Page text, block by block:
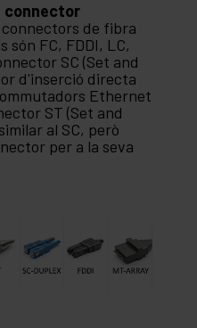
connector
de fibra
són FC, FDDI, LC,
SC (Set and
d'inserció directa
Ethernet
ST (Set and
al SC, però
per a la seva